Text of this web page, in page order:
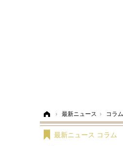
› 最新ニュース › コラム
最新ニュース コラム